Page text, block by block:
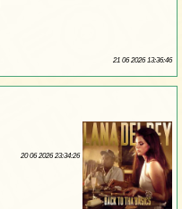
21 06 2026 13:36:46
20 06 2026 23:34:26